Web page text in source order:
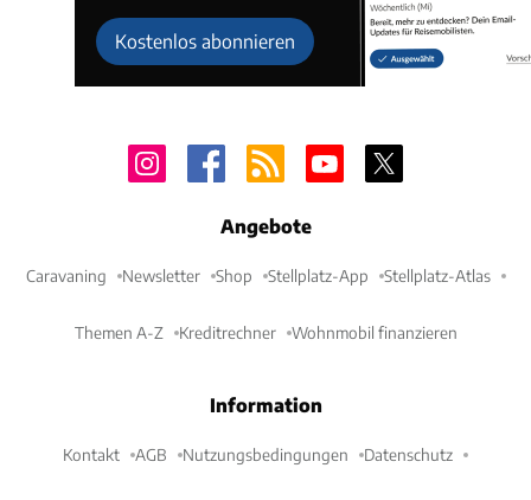
Kostenlos abonnieren
Angebote
Caravaning Newsletter Shop Stellplatz-App Stellplatz-Atlas
Themen A-Z Kreditrechner Wohnmobil finanzieren
Information
Kontakt AGB Nutzungsbedingungen Datenschutz